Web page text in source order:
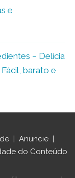
e
– Delícia
barato e
| Anuncie |
do Conteúdo